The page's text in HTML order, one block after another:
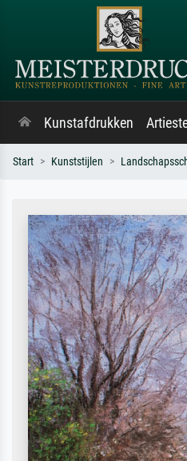
Kunstafdrukken
Start Kunststijlen